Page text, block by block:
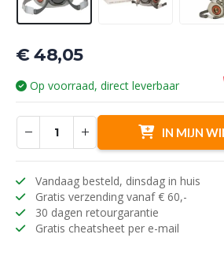
€48,05
Op voorraad, direct leverbaar
IN MIJN
Vandaag besteld, dinsdag in huis
Gratis verzending vanaf € 60,-
30 dagen retourgarantie
Gratis cheatsheet per e-mail